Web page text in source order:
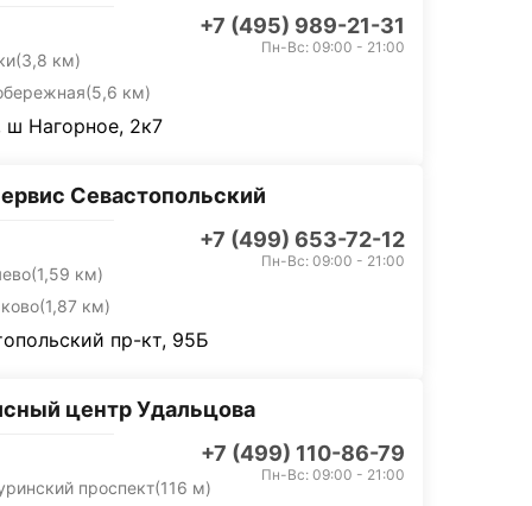
+7 (495) 989-21-31
(3,8 км)
(5,6 км)
Пн-Вс: 09:00 - 21:00
ш Нагорное, 2к7
Севастопольский
+7 (499) 653-72-12
(1,59 км)
(1,87 км)
Пн-Вс: 09:00 - 21:00
пр-кт, 95Б
центр Удальцова
+7 (499) 110-86-79
проспект(116 м)
Пн-Вс: 09:00 - 21:00